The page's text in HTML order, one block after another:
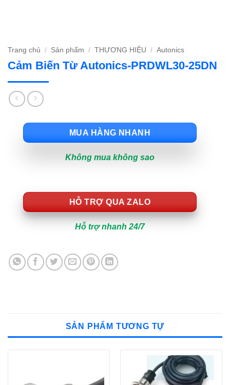
Trang chủ / Sản phẩm / THƯƠNG HIỆU / Autonics
Cảm Biến Từ Autonics-PRDWL30-25DN
MUA HÀNG NHANH
Không mua không sao
HỖ TRỢ QUA ZALO
Hỗ trợ nhanh 24/7
SẢN PHẨM TƯƠNG TỰ